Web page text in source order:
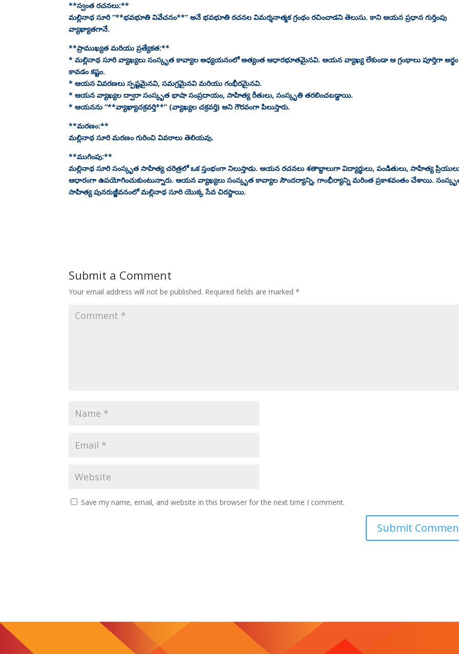
**స్వంత రచనలు:**
మల్లినాథ సూరి “**భవభూతి వివేచనం**” అనే భవభూతి రచనల విమర్శనాత్మక గ్రంథం రచించాడని తెలుసు. కాని ఆయన ప్రధాన గుర్తింపు
వ్యాఖ్యాతగానే.
**ప్రాముఖ్యత మరియు ప్రత్యేకత:**
* మల్లినాథ సూరి వ్యాఖ్యలు సంస్కృత కావ్యాల అధ్యయనంలో అత్యంత ఆధారభూతమైనవి. ఆయన వ్యాఖ్య లేకుండా ఆ గ్రంథాలు పూర్తిగా అర్థం
కావడం కష్టం.
* ఆయన వివరణలు స్పష్టమైనవి, సమగ్రమైనవి మరియు గంభీరమైనవి.
* ఆయన వ్యాఖ్యల ద్వారా సంస్కృత భాషా సంప్రదాయం, సాహిత్య రీతులు, సంస్కృతి తరలించబడ్డాయి.
* ఆయనను “**వ్యాఖ్యాచక్రవర్తి**” (వ్యాఖ్యల చక్రవర్తి) అని గౌరవంగా పిలుస్తారు.
**మరణం:**
మల్లినాథ సూరి మరణం గురించి వివరాలు తెలియవు.
**ముగింపు:**
మల్లినాథ సూరి సంస్కృత సాహిత్య చరిత్రలో ఒక స్తంభంగా నిలుస్తాడు. ఆయన రచనలు శతాబ్దాలుగా విద్యార్థులు, పండితులు, సాహిత్య
ఆధారంగా ఉపయోగించుకుంటున్నారు. ఆయన వ్యాఖ్యలు సంస్కృత కావ్యాల సౌందర్యాన్ని, గాంభీర్యాన్ని మరింత ప్రకాశవంతం చేశాయి.
సాహిత్య పునరుజ్జీవనంలో మల్లినాథ సూరి యొక్క సేవ చిరస్థాయి.
Submit a Comment
Your email address will not be published. Required fields are marked*
Save my name, email, and website in this browser for the next time I comment.